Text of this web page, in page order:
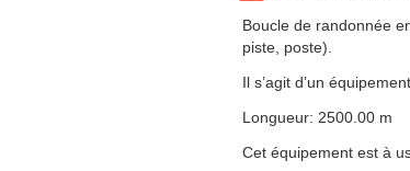
Boucle de randonnée
piste, poste).
Il s’agit d’un
Longueur: 2500.00 m
Cet équipement est à